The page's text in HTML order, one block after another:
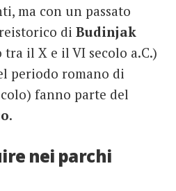
ma con un passato
di Budinjak
il X e il VI secolo a.C.)
periodo romano di
fanno parte del
.
nei parchi